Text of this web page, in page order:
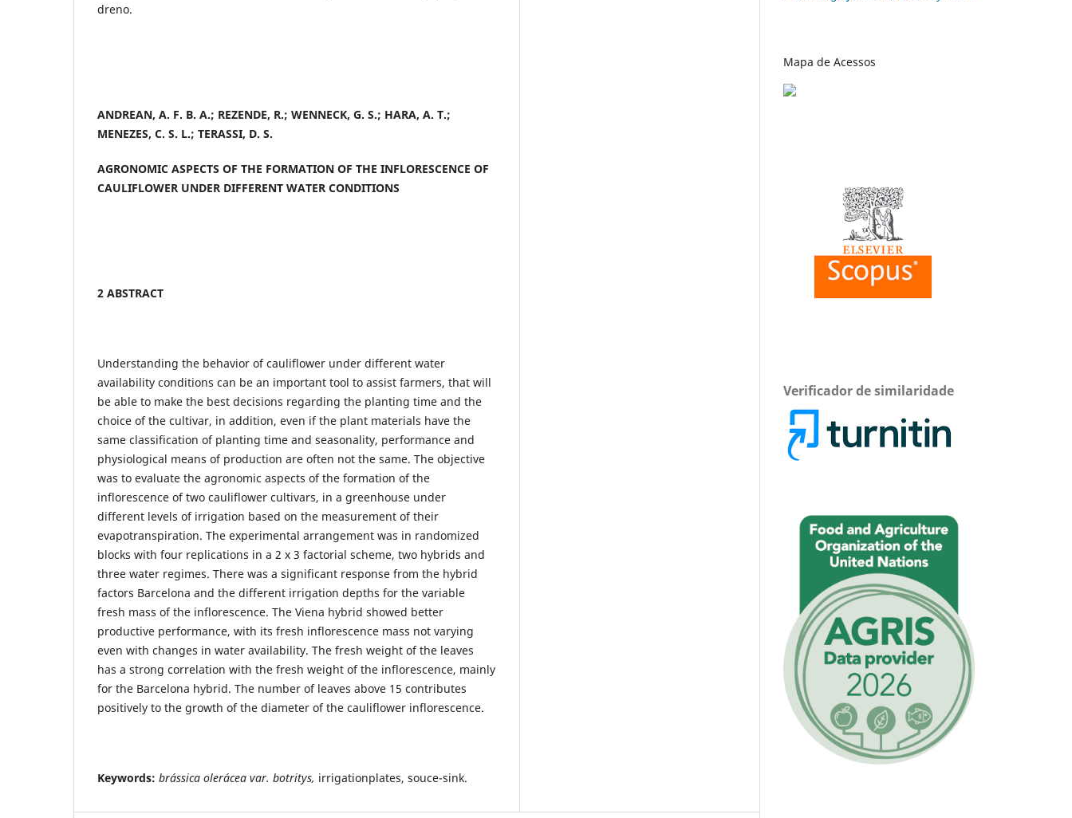
dreno.
ANDREAN, A. F. B. A.; REZENDE, R.; WENNECK, G. S.; HARA, A. T.;
MENEZES, C. S. L.; TERASSI, D. S.
AGRONOMIC ASPECTS OF THE FORMATION OF THE INFLORESCENCE OF
CAULIFLOWER UNDER DIFFERENT WATER CONDITIONS
2 ABSTRACT
Understanding the behavior of cauliflower under different water
availability conditions can be an important tool to assist farmers, that will
be able to make the best decisions regarding the planting time and the
choice of the cultivar, in addition, even if the plant materials have the
same classification of planting time and seasonality, performance and
physiological means of production are often not the same. The objective
was to evaluate the agronomic aspects of the formation of the
inflorescence of two cauliflower cultivars, in a greenhouse under
different levels of irrigation based on the measurement of their
evapotranspiration. The experimental arrangement was in randomized
blocks with four replications in a 2 x 3 factorial scheme, two hybrids and
three water regimes. There was a significant response from the hybrid
factors Barcelona and the different irrigation depths for the variable
fresh mass of the inflorescence. The Viena hybrid showed better
productive performance, with its fresh inflorescence mass not varying
even with changes in water availability. The fresh weight of the leaves
has a strong correlation with the fresh weight of the inflorescence, mainly
for the Barcelona hybrid. The number of leaves above 15 contributes
positively to the growth of the diameter of the cauliflower inflorescence.
Keywords: brássica olerácea var. botritys, irrigationplates, souce-sink.
Mapa de Acessos
Verificador de similaridade